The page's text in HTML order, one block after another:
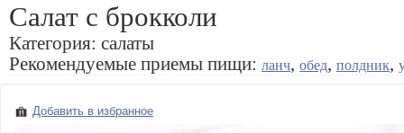
Салат с брокколи
Категория: салаты
Рекомендуемые приемы пищи: ланч, обед, полдник,
Добавить в избранное